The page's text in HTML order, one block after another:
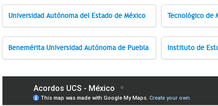
Universidad Autónoma del Estado de México Tecnológico de
Benemérita Universidad Autónoma de Puebla Instituto de